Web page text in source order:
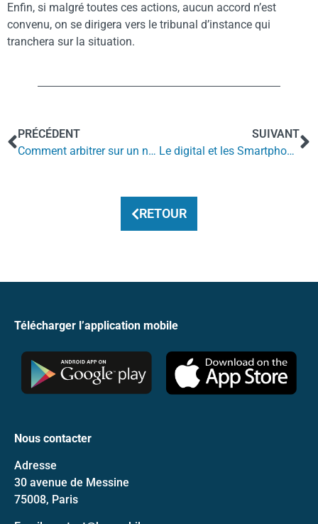
Enfin, si malgré toutes ces actions, aucun accord n’est
convenu, on se dirigera vers le tribunal d’instance qui
tranchera sur la situation.
PRÉCÉDENT
Comment arbitrer sur un niveau de franchise acceptable ?
SUIVANT
Le digital et les Smartphones pour se simplifier la vie au travail
RETOUR
Télécharger l’application mobile
Nous contacter
Adresse
30 avenue de Messine
75008, Paris